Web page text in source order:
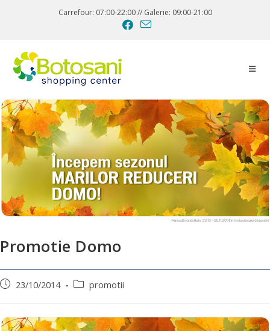
Carrefour: 07:00-22:00 // Galerie: 09:00-21:00
Promotie Domo
23/10/2014 promotii